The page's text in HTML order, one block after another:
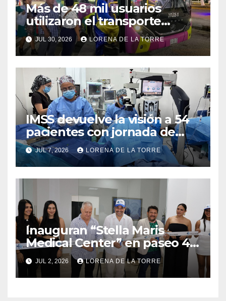
Más de 48 mil usuarios
utilizaron el transporte
“Amor por Carmen” durante
la Feria Carmen 2026
JUL 30, 2026 LORENA DE LA TORRE
IMSS devuelve la visión a 54
pacientes con jornada de
cirugías de cataratas en
Ciudad del Carmen
JUL 7, 2026 LORENA DE LA TORRE
Inauguran “Stella Maris
Medical Center” en paseo 4.5
en Ciudad del Carmen
JUL 2, 2026 LORENA DE LA TORRE